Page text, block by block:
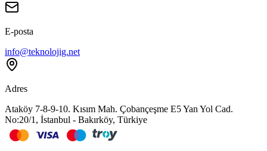
E-posta
info@teknolojig.net
Adres
Ataköy 7-8-9-10. Kısım Mah. Çobançeşme E5 Yan Yol Cad.
No:20/1, İstanbul - Bakırköy, Türkiye